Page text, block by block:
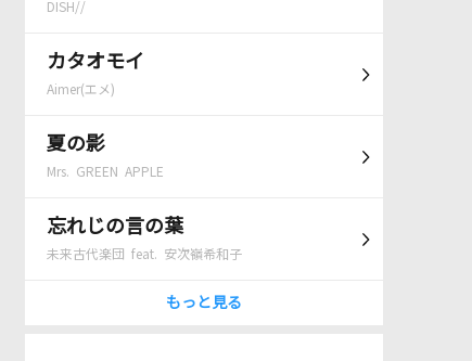
DISH//
カタオモイ
Aimer(エメ)
夏の影
Mrs. GREEN APPLE
忘れじの言の葉
未来古代楽団 feat. 安次嶺希和子
もっと見る